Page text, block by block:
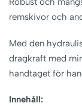
remskivor och
Med den
dragkraft med
handtaget för
Innehåll: